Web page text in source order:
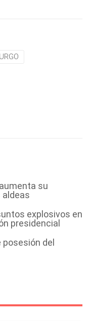
su
aldeas
explosivos en
presidencial
del